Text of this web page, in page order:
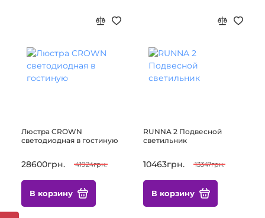
Люстра CROWN
светодиодная в гостиную
28600грн. 41924грн.
В корзину
RUNNA 2 Подвесной
светильник
10463грн. 13347грн.
В корзину